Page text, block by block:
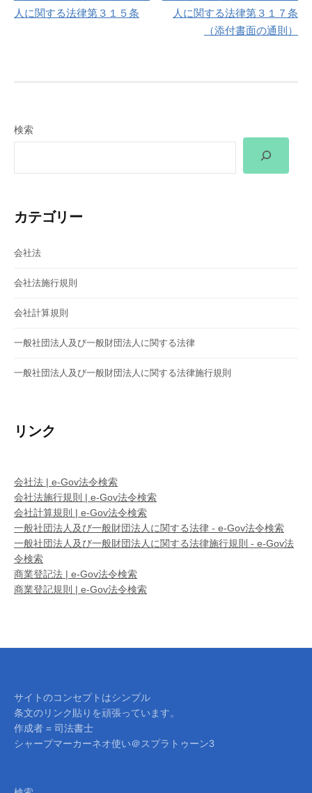
稿
ー
ン
人に関する法律第３１５条
人に関する法律第３１７条
（添付書面の通則）
検索
カテゴリー
会社法
会社法施行規則
会社計算規則
一般社団法人及び一般財団法人に関する法律
一般社団法人及び一般財団法人に関する法律施行規則
リンク
会社法 | e-Gov法令検索
会社法施行規則 | e-Gov法令検索
会社計算規則 | e-Gov法令検索
一般社団法人及び一般財団法人に関する法律 - e-Gov法令検索
一般社団法人及び一般財団法人に関する法律施行規則 - e-Gov法
令検索
商業登記法 | e-Gov法令検索
商業登記規則 | e-Gov法令検索
サイトのコンセプトはシンプル
条文のリンク貼りを頑張っています。
作成者 = 司法書士
シャープマーカーネオ使い＠スプラトゥーン3